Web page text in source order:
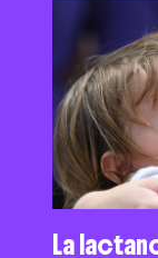
La